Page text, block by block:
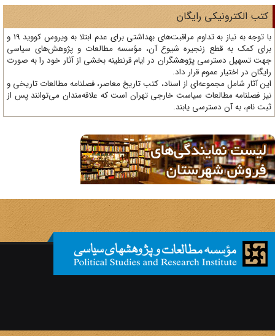
الکترونیکی رایگان
با توجه به نیاز به تداوم مراقبت‌های بهداشتی برای عدم ابتلا به ویروس کووید 19 و
کمک به قطع زنجیره شیوع آن، مؤسسه مطالعات و پژوهش‌های سیاسی
تسهیل دسترسی پژوهشگران در ایام قرنطینه بخشی از آثار خود را به صورت
در اختیار عموم قرار داد.
آثار شامل مجموعه‌ای از اسناد، کتب تاریخ معاصر، فصلنامه‌ مطالعات تاریخی و
فصلنامه مطالعات سیاست خارجی تهران است که علاقه‌مندان می‌توانند پس از
نام، به آن دسترسی یابند.